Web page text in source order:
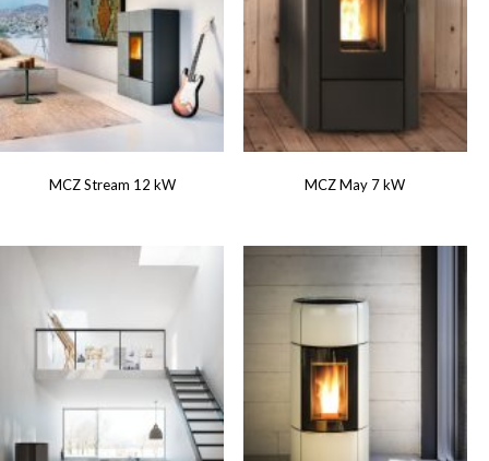
MCZ Stream 12 kW MCZ May 7 kW